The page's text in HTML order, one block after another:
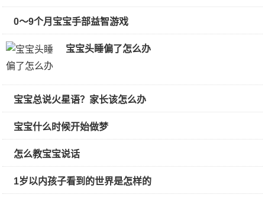
0～9个月宝宝手部益智游戏
宝宝头睡偏了怎么办
宝宝总说火星语？家长该怎么办
宝宝什么时候开始做梦
怎么教宝宝说话
1岁以内孩子看到的世界是怎样的